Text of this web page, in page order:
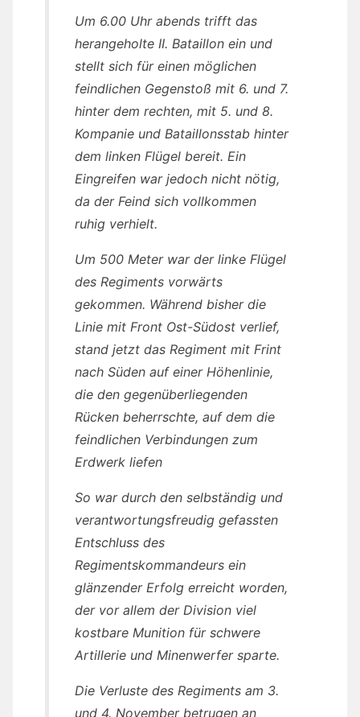
Um 6.00 Uhr abends trifft das
herangeholte II. Bataillon ein und
stellt sich für einen möglichen
feindlichen Gegenstoß mit 6. und 7.
hinter dem rechten, mit 5. und 8.
Kompanie und Bataillonsstab hinter
dem linken Flügel bereit. Ein
Eingreifen war jedoch nicht nötig,
da der Feind sich vollkommen
ruhig verhielt.
Um 500 Meter war der linke Flügel
des Regiments vorwärts
gekommen. Während bisher die
Linie mit Front Ost-Südost verlief,
stand jetzt das Regiment mit Frint
nach Süden auf einer Höhenlinie,
die den gegenüberliegenden
Rücken beherrschte, auf dem die
feindlichen Verbindungen zum
Erdwerk liefen
So war durch den selbständig und
verantwortungsfreudig gefassten
Entschluss des
Regimentskommandeurs ein
glänzender Erfolg erreicht worden,
der vor allem der Division viel
kostbare Munition für schwere
Artillerie und Minenwerfer sparte.
Die Verluste des Regiments am 3.
und 4. November betrugen an